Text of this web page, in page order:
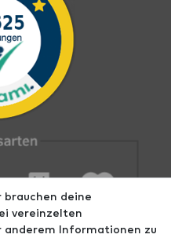
brauchen deine
vereinzelten
anderem Informationen zu